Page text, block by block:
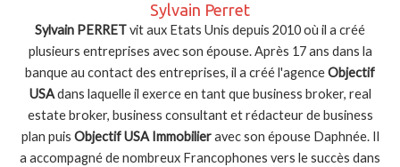
Sylvain Perret
Sylvain PERRETvit aux Etats Unis depuis 2010 où il a créé
plusieurs entreprises avec son épouse. Après 17 ans dans la
banque au contact des entreprises, il a créé l'agenceObjectif
USAdans laquelle il exerce en tant que business broker, real
estate broker, business consultant et rédacteur de business
plan puis Objectif USA Immobilieravec son épouse Daphnée. Il
a accompagné de nombreux Francophones vers le succès dans